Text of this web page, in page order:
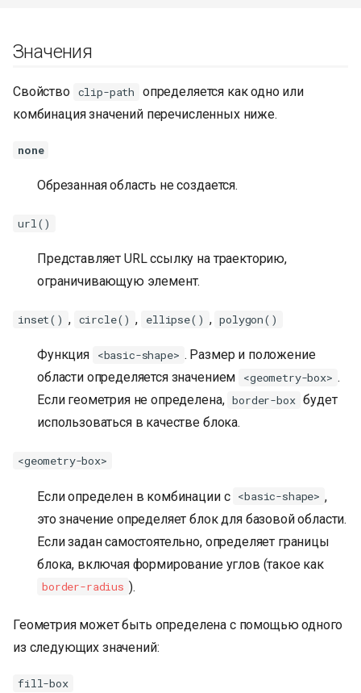
Значения
Свойство clip-path
определяется как одно или
комбинация значений перечисленных ниже.
none
Обрезанная область не создается.
url()
Представляет URL ссылку на траекторию,
ограничивающую элемент.
inset() , circle() , ellipse() , polygon()
Функция <basic-shape> . Размер и положение
области определяется значением
<geometry-box> .
Если геометрия не определена, border-box будет
использоваться в качестве блока.
<geometry-box>
Если определен в комбинации с <basic-shape> ,
это значение определяет блок для базовой области.
Если задан самостоятельно, определяет границы
блока, включая формирование углов (такое как
border-radius ).
Геометрия может быть определена с помощью одного
из следующих значений:
fill-box